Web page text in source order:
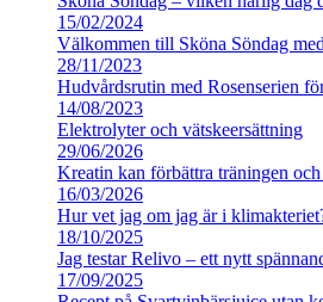
15/02/2024
Välkommen till Sköna Söndag
28/11/2023
Hudvårdsrutin med Rosenserien
14/08/2023
Elektrolyter och vätskeersättning
29/06/2026
Kreatin kan förbättra träningen
16/03/2026
Hur vet jag om jag är i
18/10/2025
Jag testar Relivo – ett nytt
17/09/2025